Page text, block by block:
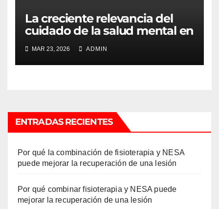
La creciente relevancia del
cuidado de la salud mental en
la Costa del Sol y la
normalización de la terapia
MAR 23, 2026 ADMIN
ENTRADAS RECIENTES
Por qué la combinación de fisioterapia y NESA
puede mejorar la recuperación de una lesión
Por qué combinar fisioterapia y NESA puede
mejorar la recuperación de una lesión